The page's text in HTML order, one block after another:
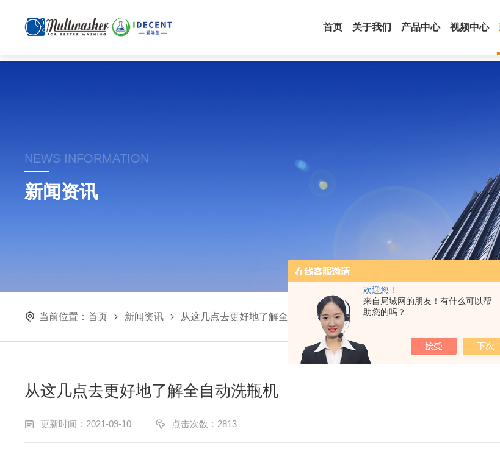
欢迎您！
来自局域网的朋友！有什么可以帮
助您的吗？
首页 关于我们 产品中心 视频中心
NEWS INFORMATION
新闻资讯
当前位置： 首页 新闻资讯 从这几点去更好地了解全自动洗瓶机
从这几点去更好地了解全自动洗瓶机
更新时间：2021-09-10 点击次数：2813